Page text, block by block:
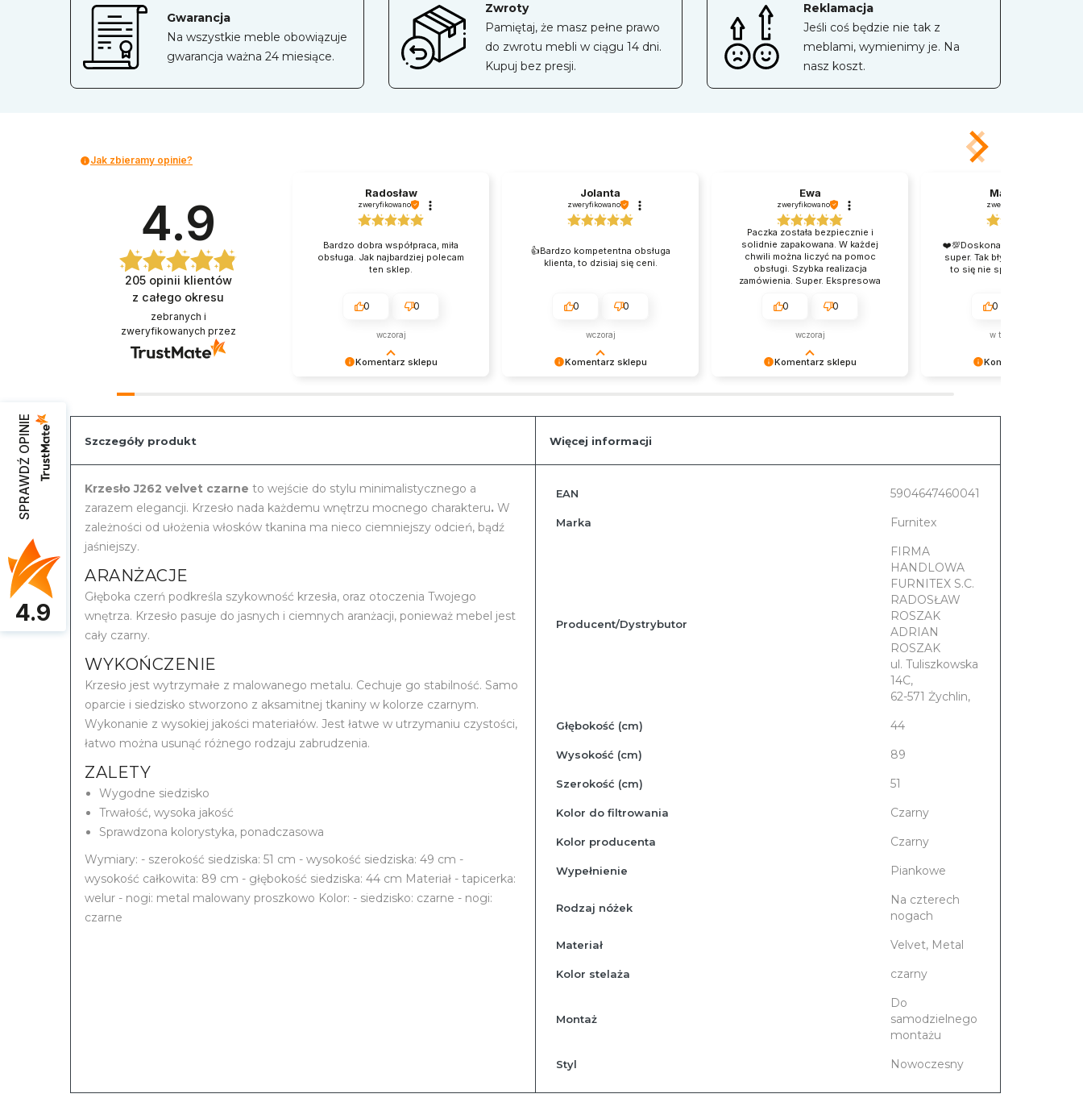
Gwarancja
Na wszystkie meble obowiązuje
gwarancja ważna 24 miesiące.
Zwroty
Pamiętaj, że masz pełne prawo
do zwrotu mebli w ciągu 14 dni.
Kupuj bez presji.
Reklamacja
Jeśli coś będzie nie tak z
meblami, wymienimy je. Na
nasz koszt.
Jak zbieramy opinie?
4.9
205opinii klientów
z całego okresu
zebranych i
zweryfikowanych przez
Komentarz sklepu
ponownie na zakupy w naszym
Radosław
zweryfikowano
Bardzo dobra współpraca, miła
obsługa. Jak najbardziej polecam
ten sklep.
0 0
wczoraj
Komentarz sklepu
Jolanta
zweryfikowano
👍️Bardzo kompetentna obsługa
klienta, to dzisiaj się ceni.
0 0
wczoraj
Komentarz sklepu
ponownie na zakupy w naszym
Ewa
zweryfikowano
Paczka została bezpiecznie i
solidnie zapakowana. W każdej
chwili można liczyć na pomoc
obsługi. Szybka realizacja
zamówienia. Super. Ekspresowa
polecam.
0 0
wczoraj
Komentarz sklepu
ponownie na zakupy w naszym
Magdalena
zweryfikowano
❤️💯Doskonała obsługa, po
super. Tak błyskawicznej
to się nie spodziewałam,
0
w tym tygodniu
Szczegóły produkt
Krzesło J262 velvet czarne to wejście do stylu minimalistycznego a
zarazem elegancji. Krzesło nada każdemu wnętrzu mocnego charakteru. W
zależności od ułożenia włosków tkanina ma nieco ciemniejszy odcień, bądź
jaśniejszy.
ARANŻACJE
Głęboka czerń podkreśla szykowność krzesła, oraz otoczenia Twojego
wnętrza. Krzesło pasuje do jasnych i ciemnych aranżacji, ponieważ mebel jest
cały czarny.
WYKOŃCZENIE
Krzesło jest wytrzymałe z malowanego metalu. Cechuje go stabilność. Samo
oparcie i siedzisko stworzono z aksamitnej tkaniny w kolorze czarnym.
Wykonanie z wysokiej jakości materiałów. Jest łatwe w utrzymaniu czystości,
łatwo można usunąć różnego rodzaju zabrudzenia.
ZALETY
Wygodne siedzisko
Trwałość, wysoka jakość
Sprawdzona kolorystyka, ponadczasowa
Wymiary: - szerokość siedziska: 51 cm - wysokość siedziska: 49 cm -
wysokość całkowita: 89 cm - głębokość siedziska: 44 cm Materiał - tapicerka:
welur - nogi: metal malowany proszkowo Kolor: - siedzisko: czarne - nogi:
czarne
Więcej informacji
Więcej
EAN 5904647460041
Marka Furnitex
Producent/Dystrybutor
FIRMA
HANDLOWA
FURNITEX S.C.
RADOSŁAW
ROSZAK
ADRIAN
ROSZAK
ul. Tuliszkowska
14C,
62-571 Żychlin,
Głębokość (cm) 44
Wysokość (cm) 89
Szerokość (cm) 51
Kolor do filtrowania Czarny
Kolor producenta Czarny
Wypełnienie Piankowe
Rodzaj nóżek
Na czterech
nogach
Materiał Velvet, Metal
Kolor stelaża czarny
Montaż
Do
samodzielnego
montażu
Styl Nowoczesny
SPRAWDŹ OPINIE
4.9